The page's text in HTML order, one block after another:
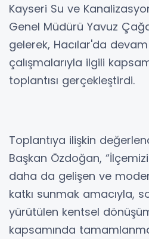
Kayseri Su ve
Genel Müdürü Yavuz
gelerek, Hacılar'da
çalışmalarıyla ilgili
toplantısı gerçekleştirdi.
Toplantıya ilişkin
Başkan Özdoğan,
daha da gelişen ve
katkı sunmak amacıyla,
yürütülen kentsel
kapsamında